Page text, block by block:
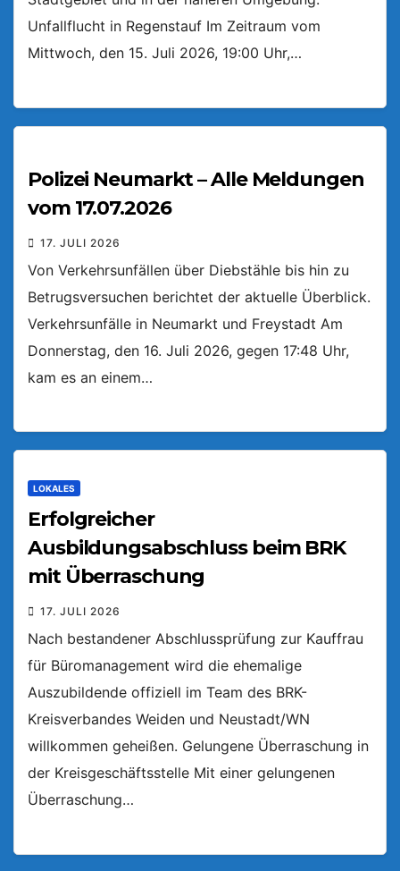
Unfallflucht in Regenstauf Im Zeitraum vom
Mittwoch, den 15. Juli 2026, 19:00 Uhr,…
Polizei Neumarkt – Alle Meldungen
vom 17.07.2026
17. JULI 2026
Von Verkehrsunfällen über Diebstähle bis hin zu
Betrugsversuchen berichtet der aktuelle Überblick.
Verkehrsunfälle in Neumarkt und Freystadt Am
Donnerstag, den 16. Juli 2026, gegen 17:48 Uhr,
kam es an einem…
LOKALES
Erfolgreicher
Ausbildungsabschluss beim BRK
mit Überraschung
17. JULI 2026
Nach bestandener Abschlussprüfung zur Kauffrau
für Büromanagement wird die ehemalige
Auszubildende offiziell im Team des BRK-
Kreisverbandes Weiden und Neustadt/WN
willkommen geheißen. Gelungene Überraschung in
der Kreisgeschäftsstelle Mit einer gelungenen
Überraschung…